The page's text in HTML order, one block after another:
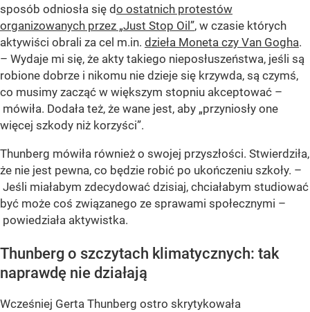
sposób odniosła się do ostatnich protestów
organizowanych przez „Just Stop Oil”, w czasie których
aktywiści obrali za cel m.in. dzieła Moneta czy Van Gogha.
– Wydaje mi się, że akty takiego nieposłuszeństwa, jeśli są
robione dobrze i nikomu nie dzieje się krzywda, są czymś,
co musimy zacząć w większym stopniu akceptować –
mówiła. Dodała też, że wane jest, aby „przyniosły one
więcej szkody niż korzyści”.
Thunberg mówiła również o swojej przyszłości. Stwierdziła,
że nie jest pewna, co będzie robić po ukończeniu szkoły. –
Jeśli miałabym zdecydować dzisiaj, chciałabym studiować
być może coś związanego ze sprawami społecznymi –
powiedziała aktywistka.
Thunberg o szczytach klimatycznych: tak
naprawdę nie działają
Wcześniej Gerta Thunberg ostro skrytykowała